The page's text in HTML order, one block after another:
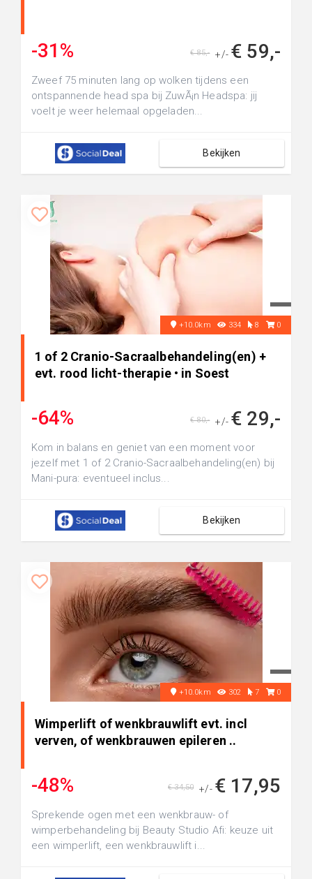
-31% +/- € 59,-
€ 85,-
Zweef 75 minuten lang op wolken tijdens een
ontspannende head spa bij ZuwÃ¡n Headspa: jij
voelt je weer helemaal opgeladen...
Bekijken
+10.0km 334 8 0
1 of 2 Cranio-Sacraalbehandeling(en) +
evt. rood licht-therapie • in Soest
-64% +/- € 29,-
€ 80,-
Kom in balans en geniet van een moment voor
jezelf met 1 of 2 Cranio-Sacraalbehandeling(en) bij
Mani-pura: eventueel inclus...
Bekijken
+10.0km 302 7 0
Wimperlift of wenkbrauwlift evt. incl
verven, of wenkbrauwen epileren ..
-48% +/- € 17,95
€ 34,50
Sprekende ogen met een wenkbrauw- of
wimperbehandeling bij Beauty Studio Afi: keuze uit
een wimperlift, een wenkbrauwlift i...